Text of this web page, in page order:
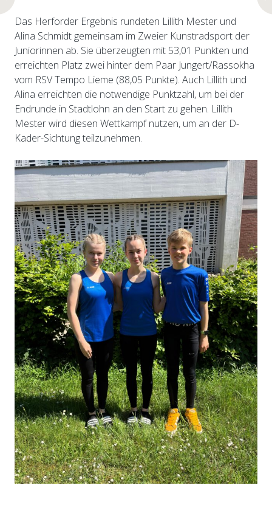
Das Herforder Ergebnis rundeten Lillith Mester und
Alina Schmidt gemeinsam im Zweier Kunstradsport der
Juniorinnen ab. Sie überzeugten mit 53,01 Punkten und
erreichten Platz zwei hinter dem Paar Jungert/Rassokha
vom RSV Tempo Lieme (88,05 Punkte). Auch Lillith und
Alina erreichten die notwendige Punktzahl, um bei der
Endrunde in Stadtlohn an den Start zu gehen. Lillith
Mester wird diesen Wettkampf nutzen, um an der D-
Kader-Sichtung teilzunehmen.